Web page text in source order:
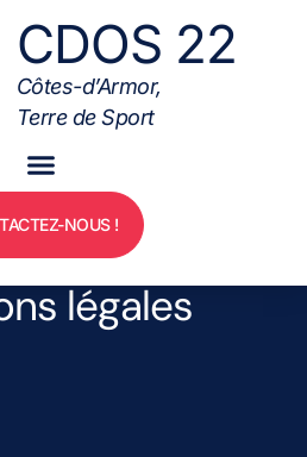
CDOS 22
Côtes-d’Armor,
Terre de Sport
NOUS !
légales